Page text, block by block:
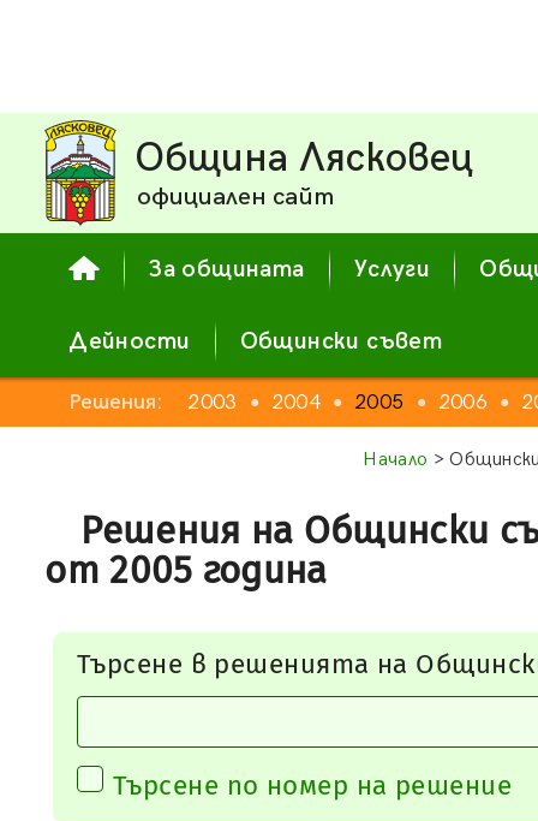
Община Лясковец
официален сайт
За общината Услуги
Дейности Общински съвет
Решения: 2003 ● 2004 ● 2005 ● 2006 ●
Начало >
Решения на Общински
от 2005 година
Търсене в решенията на
Търсене по номер на решение